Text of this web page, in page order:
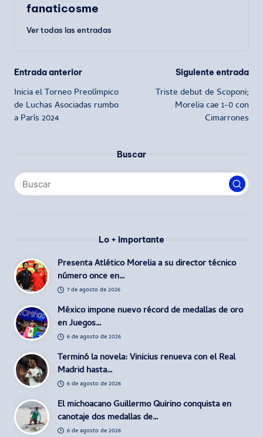
fanaticosme
Ver todas las entradas
Navegación
de
entradas
Entrada anterior
Inicia el Torneo Preolímpico
de Luchas Asociadas rumbo
a París 2024
Siguiente entrada
Triste debut de Scoponi;
Morelia cae 1-0 con
Cimarrones
Buscar
Lo + importante
Presenta Atlético Morelia a su director técnico
número once en…
7 de agosto de 2026
México impone nuevo récord de medallas de oro
en Juegos…
6 de agosto de 2026
Terminó la novela: Vinicius renueva con el Real
Madrid hasta…
6 de agosto de 2026
El michoacano Guillermo Quirino conquista en
canotaje dos medallas de…
6 de agosto de 2026